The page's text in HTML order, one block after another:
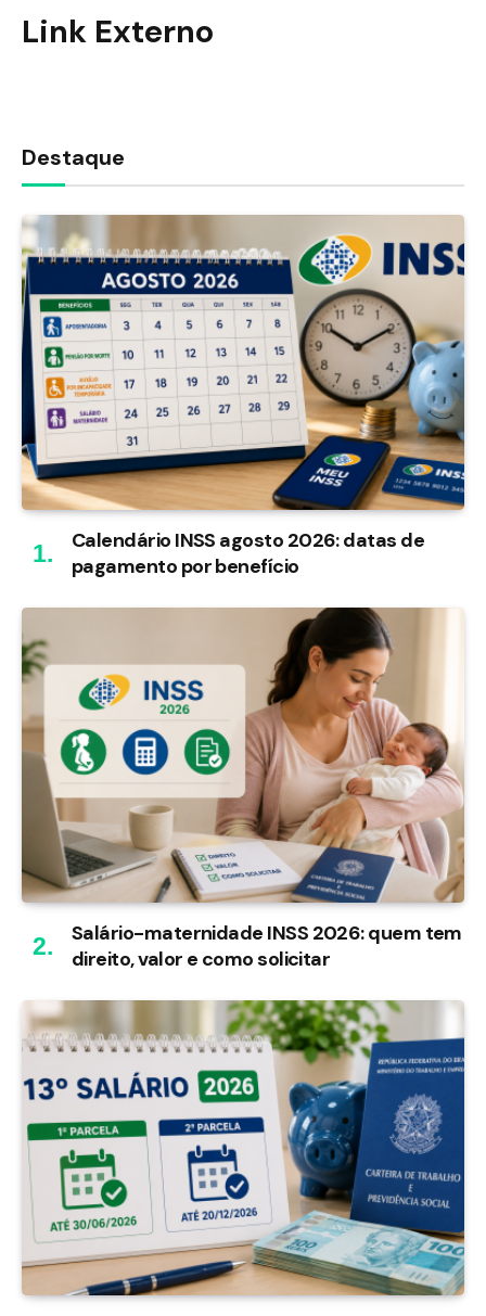
Link Externo
Destaque
Calendário INSS agosto 2026: datas de
pagamento por benefício
Salário-maternidade INSS 2026: quem tem
direito, valor e como solicitar